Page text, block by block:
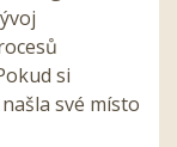
si
své místo